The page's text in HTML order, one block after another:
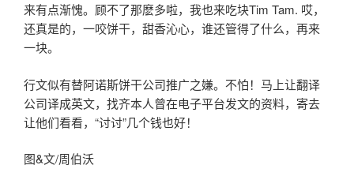
来有点渐愧。顾不了那麽多啦，我也来吃块Tim Tam. 哎，
还真是的，一咬饼干，甜香沁心，谁还管得了什么，再来
一块。
行文似有替阿诺斯饼干公司推广之嫌。不怕！马上让翻译
公司译成英文，找齐本人曾在电子平台发文的资料，寄去
让他们看看，“讨讨”几个钱也好！
图&文/周伯沃